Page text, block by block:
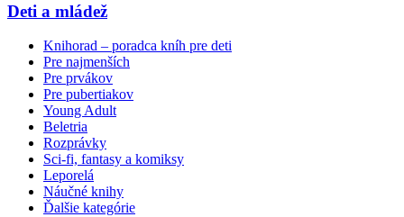
Deti a mládež
Knihorad – poradca kníh pre deti
Pre najmenších
Pre prvákov
Pre pubertiakov
Young Adult
Beletria
Rozprávky
Sci-fi, fantasy a komiksy
Leporelá
Náučné knihy
Ďalšie kategórie